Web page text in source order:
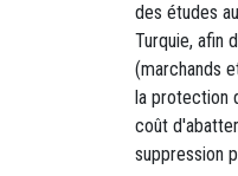
des études
Turquie, afin
(marchands
la protection
coût
suppression